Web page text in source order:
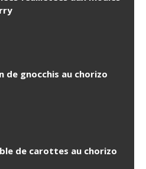
de gnocchis au chorizo
de carottes au chorizo